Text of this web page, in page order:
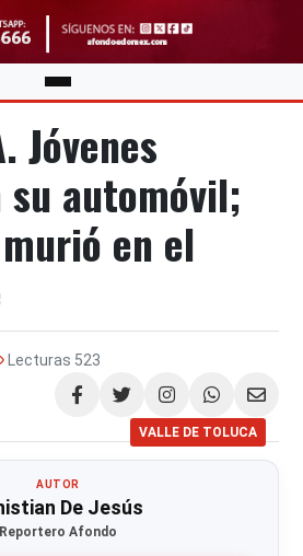
Jóvenes
su automóvil;
en el
Lecturas 523
Compartir
VALLE DE TOLUCA
AUTOR
De Jesús
Reportero Afondo